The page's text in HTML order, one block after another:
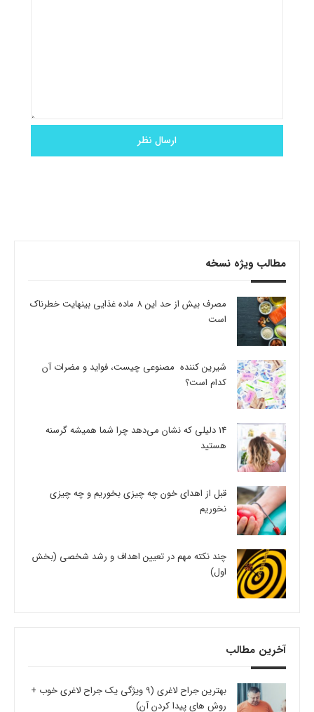
مطالب ویژه نسخه
مصرف بیش از حد این 8 ماده غذایی بینهایت خطرناک
است
شیرین کننده مصنوعی چیست، فواید و مضرات آن
کدام است؟
14 دلیلی که نشان می‌دهد چرا شما همیشه گرسنه
هستید
قبل از اهدای خون چه چیزی بخوریم و چه چیزی
نخوریم
چند نکته مهم در تعیین اهداف و رشد شخصی (بخش
اول)
آخرین مطالب
بهترین جراح لاغری (9 ویژگی یک جراح لاغری خوب +
روش های پیدا کردن آن)